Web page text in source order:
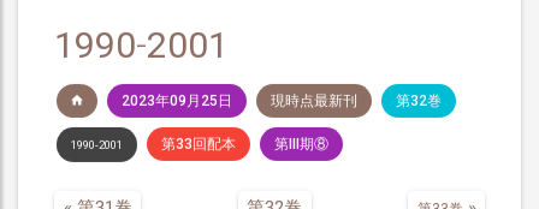
1990-2001
2023年09月25日 現時点最新刊 第32巻
1990-2001 第33回配本 第III期⑧